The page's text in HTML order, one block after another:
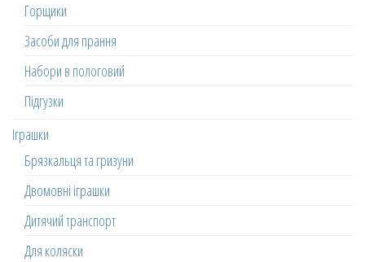
Горщики
Засоби для прання
Набори в пологовий
Підгузки
Іграшки
Брязкальця та гризуни
Двомовні іграшки
Дитячий транспорт
Для коляски